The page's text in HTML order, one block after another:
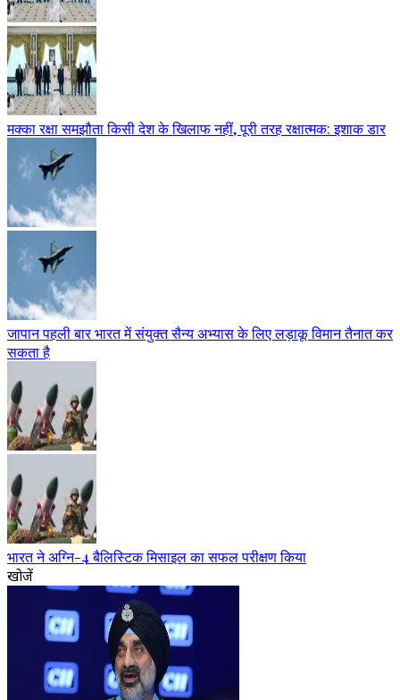
मक्का रक्षा समझौता किसी देश के खिलाफ नहीं, पूरी तरह रक्षात्मक: इशाक डार
जापान पहली बार भारत में संयुक्त सैन्य अभ्यास के लिए लड़ाकू विमान तैनात कर
सकता है
भारत ने अग्नि-4 बैलिस्टिक मिसाइल का सफल परीक्षण किया
खोजें